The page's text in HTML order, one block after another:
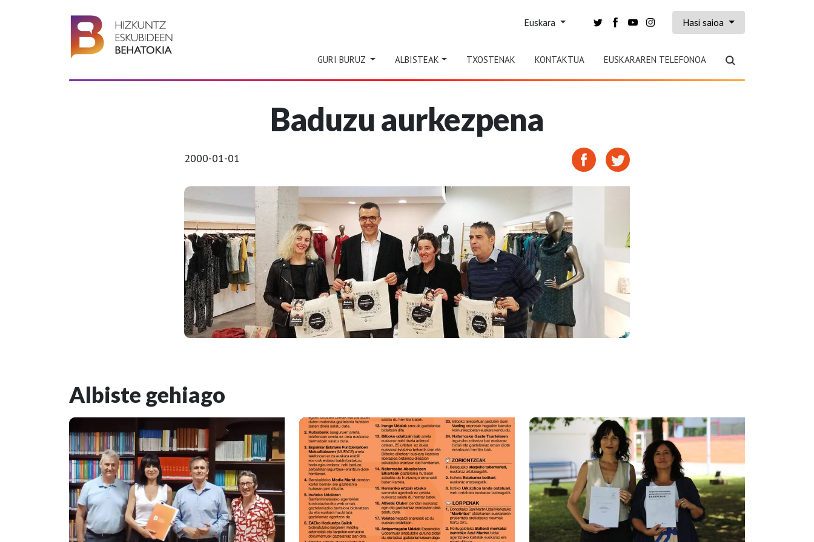
Euskara Hasi saioa
GURI BURUZ ALBISTEAK TXOSTENAK KONTAKTUA EUSKARAREN TELEFONOA
Baduzu aurkezpena
2000-01-01
Albiste gehiago